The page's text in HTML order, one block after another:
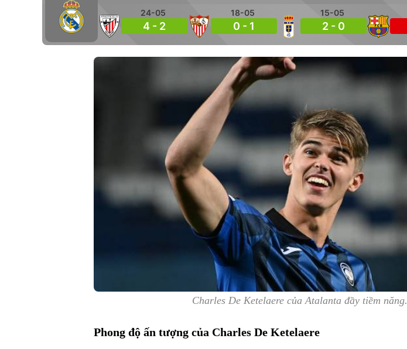
24-05
4 - 2
18-05
0 - 1
15-05
2 - 0
Charles De Ketelaere của Atalanta đầy tiềm năng.
Phong độ ấn tượng của Charles De Ketelaere